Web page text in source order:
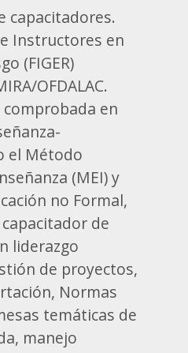
capacitadores.
Instructores en
(FIGER)
OFDALAC.
en
el Método
(MEI) y
no Formal,
de
liderazgo
de proyectos,
Normas
temáticas de
manejo